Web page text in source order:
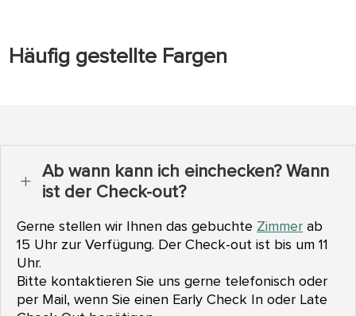
Häufig gestellte Fargen
L
Ab wann kann ich einchecken? Wann
ist der Check-out?
Gerne stellen wir Ihnen das gebuchte Zimmer ab
15 Uhr zur Verfügung. Der Check-out ist bis um 11
Uhr.
Bitte kontaktieren Sie uns gerne telefonisch oder
per Mail, wenn Sie einen Early Check In oder Late